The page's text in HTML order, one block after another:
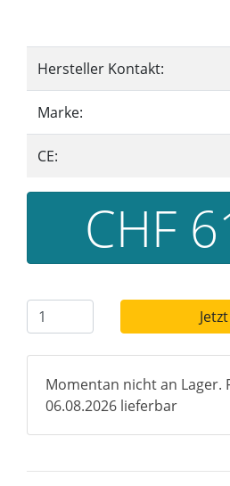
Hersteller Kontakt:
Marke:
CE:
CHF
Momentan nicht an Lager.
06.08.2026 lieferbar